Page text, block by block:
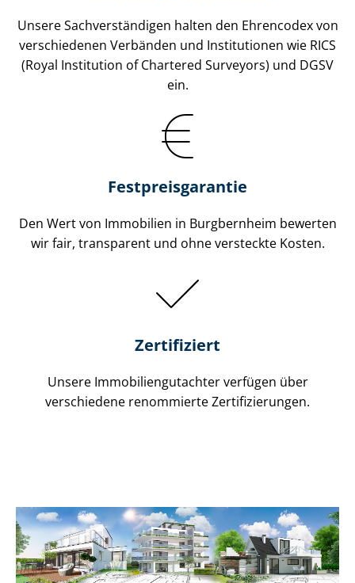
Unsere Sach­ver­stän­di­gen halten den Ehrencodex von
verschiedenen Verbänden und Institutionen wie RICS
(Royal Institution of Chartered Surveyors) und DGSV
ein.
Festpreis​garantie
Den Wert von Immobilien in Burgbernheim bewerten
wir fair, transparent und ohne versteckte Kosten.
Zertifiziert
Unsere Immobilien­gutachter verfügen über
verschiedene renommierte Zer­ti­fi­zie­run­gen.